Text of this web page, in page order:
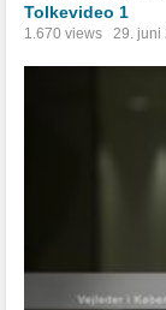
Tolkevideo 1
1.670 views 29. juni